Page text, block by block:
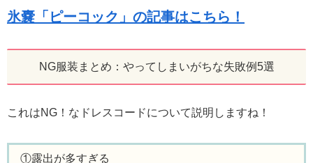
氷嚢「ピーコック 」 の記事はこちら！
NG服装まとめ：やってしまいがちな失敗例5選
これはNG！なドレスコードについて説明しますね！
①露出が多すぎる